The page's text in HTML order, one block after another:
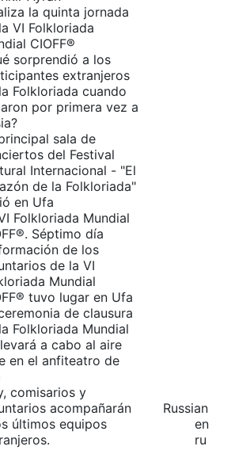
la quinta jornada
VI Folkloriada
CIOFF®️
sorprendió a los
extranjeros
Folkloriada cuando
por primera vez a
sala de
del Festival
Internacional - "El
de la Folkloriada"
en Ufa
Folkloriada Mundial
Séptimo día
de los
de la VI
Mundial
tuvo lugar en Ufa
de clausura
Folkloriada Mundial
a cabo al aire
en el anfiteatro de
comisarios y
acompañarán
últimos equipos
Russian
en
ru